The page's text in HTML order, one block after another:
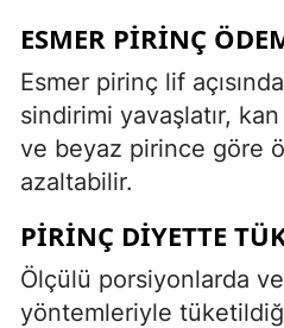
ESMER PIRINÇ
Esmer pirinç lif
sindirimi yavaşlatır,
ve beyaz pirince göre
azaltabilir.
PIRINÇ DIYETTE
Ölçülü porsiyonlarda ve
yöntemleriyle